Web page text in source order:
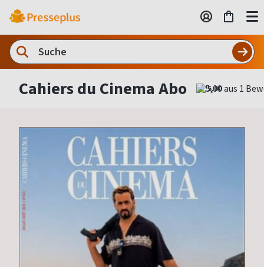
Cahiers du Cinema Abo 5,00